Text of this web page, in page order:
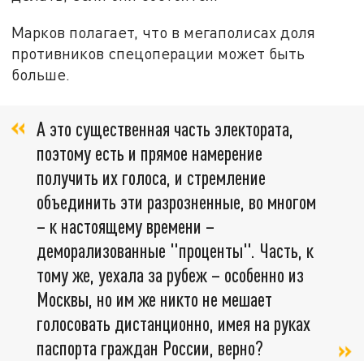
Марков полагает, что в мегаполисах доля
противников спецоперации может быть
больше.
А это существенная часть электората,
поэтому есть и прямое намерение
получить их голоса, и стремление
объединить эти разрозненные, во многом
– к настоящему времени –
деморализованные "проценты". Часть, к
тому же, уехала за рубеж – особенно из
Москвы, но им же никто не мешает
голосовать дистанционно, имея на руках
паспорта граждан России, верно?